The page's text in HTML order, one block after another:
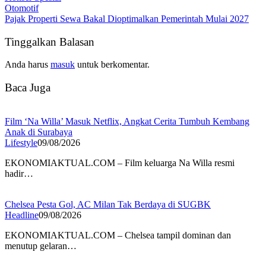
Otomotif
Pajak Properti Sewa Bakal Dioptimalkan Pemerintah Mulai 2027
Tinggalkan Balasan
Anda harus masuk untuk berkomentar.
Baca Juga
Film ‘Na Willa’ Masuk Netflix, Angkat Cerita Tumbuh Kembang
Anak di Surabaya
Lifestyle09/08/2026
EKONOMIAKTUAL.COM – Film keluarga Na Willa resmi
hadir…
Chelsea Pesta Gol, AC Milan Tak Berdaya di SUGBK
Headline09/08/2026
EKONOMIAKTUAL.COM – Chelsea tampil dominan dan
menutup gelaran…